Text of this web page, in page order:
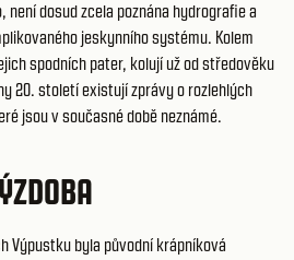
není dosud zcela poznána hydrografie a
jeskynního systému. Kolem
spodních pater, kolují už od středověku
20. století existují zprávy o rozlehlých
jsou v současné době neznámé.
Výpustku byla původní krápníková